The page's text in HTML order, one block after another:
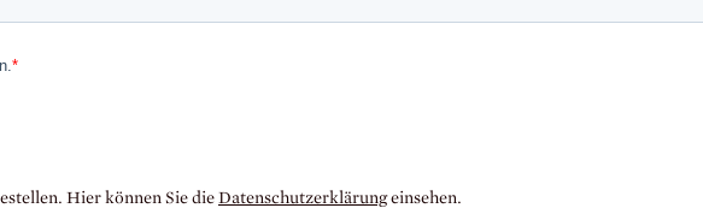
Hier können Sie dieDatenschutzerklärungeinsehen.